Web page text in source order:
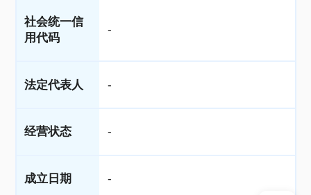
社会统一信
用代码
-
法定代表人 -
经营状态 -
成立日期 -